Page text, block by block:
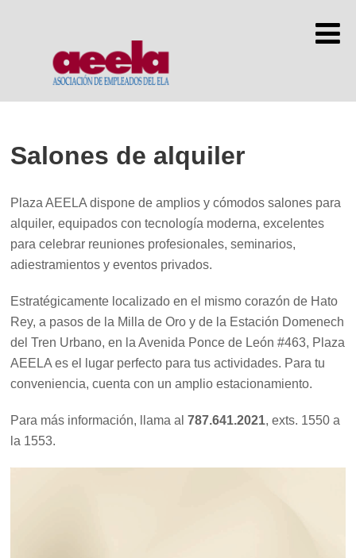
Salones de alquiler
Plaza AEELA dispone de amplios y cómodos salones para
alquiler, equipados con tecnología moderna, excelentes
para celebrar reuniones profesionales, seminarios,
adiestramientos y eventos privados.
Estratégicamente localizado en el mismo corazón de Hato
Rey, a pasos de la Milla de Oro y de la Estación Domenech
del Tren Urbano, en la Avenida Ponce de León #463, Plaza
AEELA es el lugar perfecto para tus actividades. Para tu
conveniencia, cuenta con un amplio estacionamiento.
Para más información, llama al787.641.2021,exts. 1550 a
la 1553.